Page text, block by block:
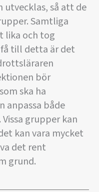
utvecklas, så att de
Samtliga
lika och tog
till detta är det
bör
ska ha
anpassa både
grupper kan
kan vara mycket
det rent
grund.